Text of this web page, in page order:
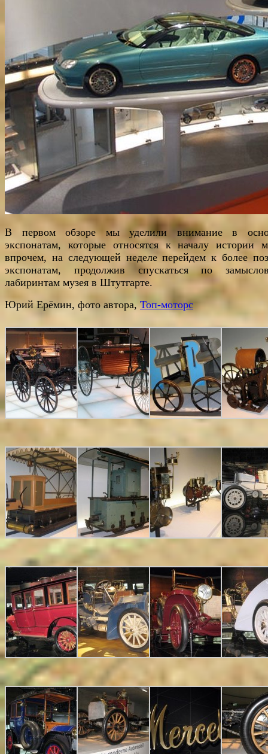
В первом обзоре мы уделили внимание в
экспонатам, которые относятся к началу истории
впрочем, на следующей неделе перейдем к более
экспонатам, продолжив спускаться по
лабиринтам музея в Штутгарте.
Юрий Ерёмин, фото автора,Топ-моторс